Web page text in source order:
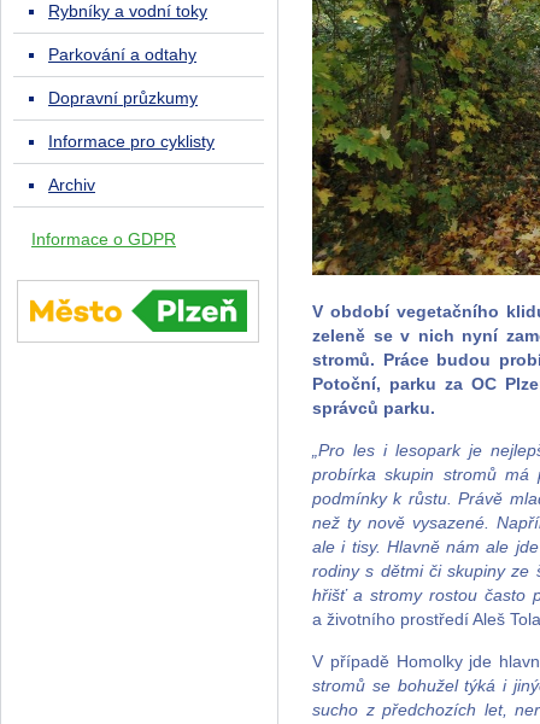
V období vegetačního
zeleně se v nich nyní
stromů. Práce budou
Potoční, parku za OC
správců parku.
„Pro les i lesopark je
probírka skupin stromů
podmínky k růstu. Právě
než ty nově vysazené.
ale i tisy. Hlavně nám ale
rodiny s dětmi či skupiny ze
hřišť a stromy rostou často
a životního prostředí Aleš
V případě Homolky jde
stromů se bohužel týká i
sucho z předchozích let,
Rybníky a vodní toky
Parkování a odtahy
Dopravní průzkumy
Informace pro cyklisty
Archiv
Informace o GDPR